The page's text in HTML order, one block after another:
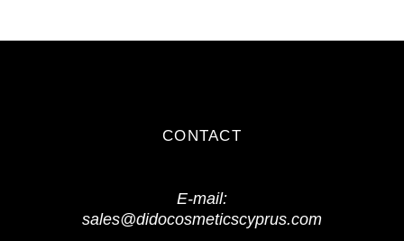
CONTACT
E-mail:
sales@didocosmeticscyprus.com